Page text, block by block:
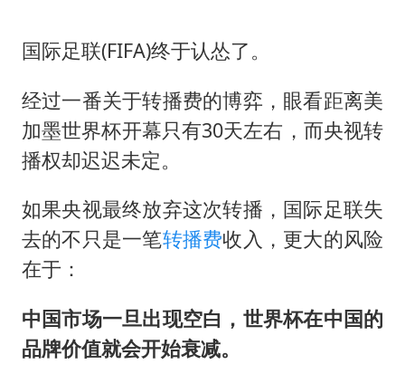
金饰克价大幅跳涨
关之琳否认与27岁模特的恋情
中国五箭齐发反制美国
韩国到底有多热
国际足联(FIFA)终于认怂了。
经过一番关于转播费的博弈，眼看距离美
加墨世界杯开幕只有30天左右，而央视转
播权却迟迟未定。
如果央视最终放弃这次转播，国际足联失
去的不只是一笔转播费收入，更大的风险
在于：
中国市场一旦出现空白，世界杯在中国的
品牌价值就会开始衰减。